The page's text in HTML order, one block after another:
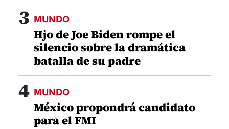
3 MUNDO
Hjo de Joe Biden rompe el
silencio sobre la dramática
batalla de su padre
4 MUNDO
México propondrá candidato
para el FMI